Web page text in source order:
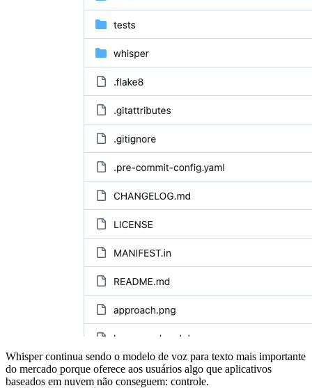
Whisper continua sendo o modelo de voz para texto mais importante
do mercado porque oferece aos usuários algo que aplicativos
baseados em nuvem não conseguem: controle.